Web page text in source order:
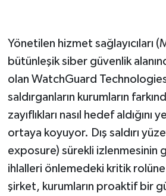
Yönetilen hizmet sağlayıcıları
bütünleşik siber güvenlik
olan WatchGuard
saldırganların kurumların
zayıflıkları nasıl hedef aldığını
ortaya koyuyor. Dış saldırı
exposure) sürekli izlenmesinin
ihlalleri önlemedeki kritik
şirket, kurumların proaktif bir